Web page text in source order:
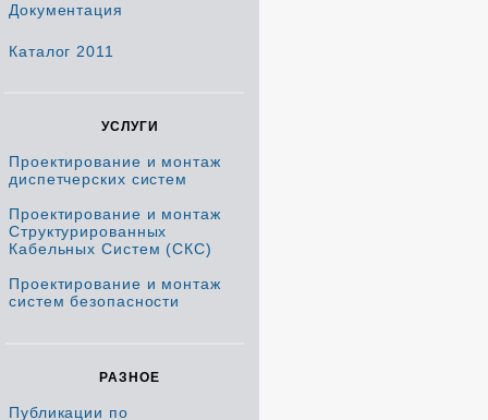
Документация
Каталог 2011
УСЛУГИ
Проектирование и монтаж
диспетчерских систем
Проектирование и монтаж
Структурированных
Кабельных Систем (СКС)
Проектирование и монтаж
систем безопасности
РАЗНОЕ
Публикации по